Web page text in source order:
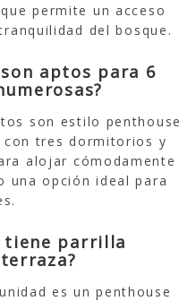
permite un acceso
del bosque.
aptos para 6
son estilo penthouse
con tres dormitorios y
alojar cómodamente
una opción ideal para
tiene parrilla
es un penthouse